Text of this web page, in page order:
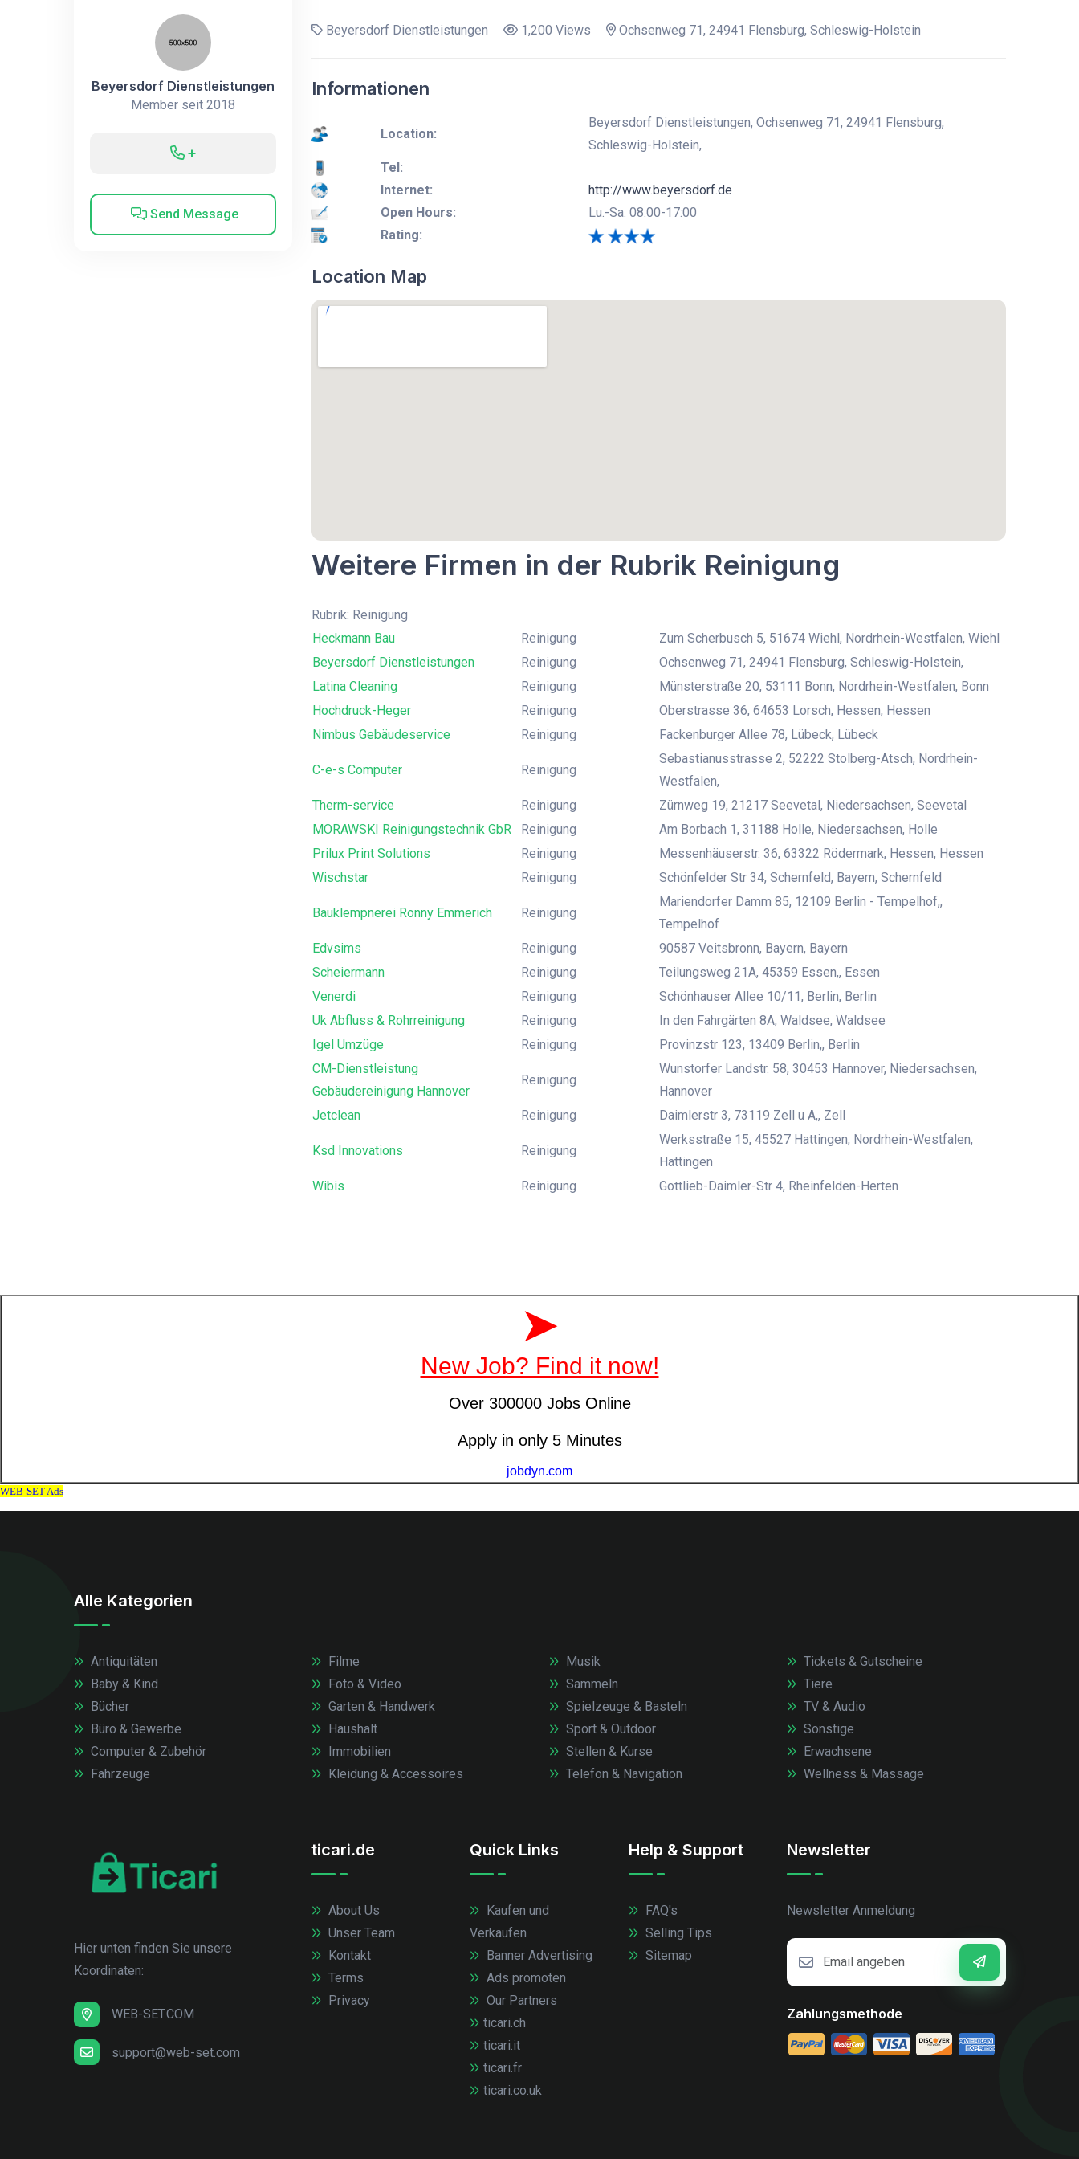
Beyersdorf Dienstleistungen
Member seit 2018
+
Send Message
Beyersdorf Dienstleistungen 1,200 Views Ochsenweg 71, 24941 Flensburg, Schleswig-Holstein
Informationen
Location:
Beyersdorf Dienstleistungen, Ochsenweg 71, 24941 Flensburg,
Schleswig-Holstein,
Tel:
Internet:
http://www.beyersdorf.de
Open Hours:
Lu.-Sa. 08:00-17:00
Rating:
Location Map
Weitere Firmen in der Rubrik Reinigung
Rubrik: Reinigung
Heckmann Bau
Reinigung
Zum Scherbusch 5, 51674 Wiehl, Nordrhein-Westfalen, Wiehl
Beyersdorf Dienstleistungen
Reinigung
Ochsenweg 71, 24941 Flensburg, Schleswig-Holstein,
Latina Cleaning
Reinigung
Münsterstraße 20, 53111 Bonn, Nordrhein-Westfalen, Bonn
Hochdruck-Heger
Reinigung
Oberstrasse 36, 64653 Lorsch, Hessen, Hessen
Nimbus Gebäudeservice
Reinigung Fackenburger Allee 78, Lübeck, Lübeck
C-e-s Computer Reinigung
Sebastianusstrasse 2, 52222 Stolberg-Atsch, Nordrhein-
Westfalen,
Therm-service
Reinigung
Zürnweg 19, 21217 Seevetal, Niedersachsen, Seevetal
MORAWSKI Reinigungstechnik GbR
Reinigung
Am Borbach 1, 31188 Holle, Niedersachsen, Holle
Prilux Print Solutions
Reinigung
Messenhäuserstr. 36, 63322 Rödermark, Hessen, Hessen
Wischstar
Reinigung Schönfelder Str 34, Schernfeld, Bayern, Schernfeld
Bauklempnerei Ronny Emmerich Reinigung
Mariendorfer Damm 85, 12109 Berlin - Tempelhof,,
Tempelhof
Edvsims
Reinigung
90587 Veitsbronn, Bayern, Bayern
Scheiermann
Reinigung
Teilungsweg 21A, 45359 Essen,, Essen
Venerdi
Reinigung
Schönhauser Allee 10/11, Berlin, Berlin
Uk Abfluss & Rohrreinigung
Reinigung
In den Fahrgärten 8A, Waldsee, Waldsee
Igel Umzüge
Reinigung
Provinzstr 123, 13409 Berlin,, Berlin
CM-Dienstleistung
Gebäudereinigung Hannover
Reinigung
Wunstorfer Landstr. 58, 30453 Hannover, Niedersachsen,
Hannover
Jetclean
Reinigung Daimlerstr 3, 73119 Zell u A,, Zell
Ksd Innovations Reinigung
Werksstraße 15, 45527 Hattingen, Nordrhein-Westfalen,
Hattingen
Wibis
Reinigung Gottlieb-Daimler-Str 4, Rheinfelden-Herten
Alle Kategorien
Antiquitäten
Baby & Kind
Bücher
Büro & Gewerbe
Computer & Zubehör
Fahrzeuge
Filme
Foto & Video
Garten & Handwerk
Haushalt
Immobilien
Kleidung & Accessoires
Musik
Sammeln
Spielzeuge & Basteln
Sport & Outdoor
Stellen & Kurse
Telefon & Navigation
Tickets & Gutscheine
Tiere
TV & Audio
Sonstige
Erwachsene
Wellness & Massage
Hier unten finden Sie unsere
Koordinaten:
WEB-SET.COM
support@web-set.com
ticari.de
About Us
Unser Team
Kontakt
Terms
Privacy
Quick Links
Kaufen und
Verkaufen
Banner Advertising
Ads promoten
Our Partners
ticari.ch
ticari.it
ticari.fr
ticari.co.uk
Help & Support
FAQ's
Selling Tips
Sitemap
Newsletter
Newsletter Anmeldung
Zahlungsmethode